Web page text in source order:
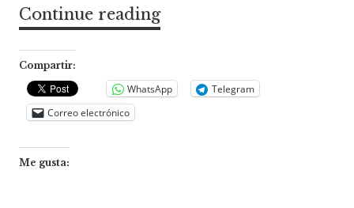
Continue readingIrán
estados
Compartir:
WhatsApp
Telegram
Correo electrónico
Me gusta: